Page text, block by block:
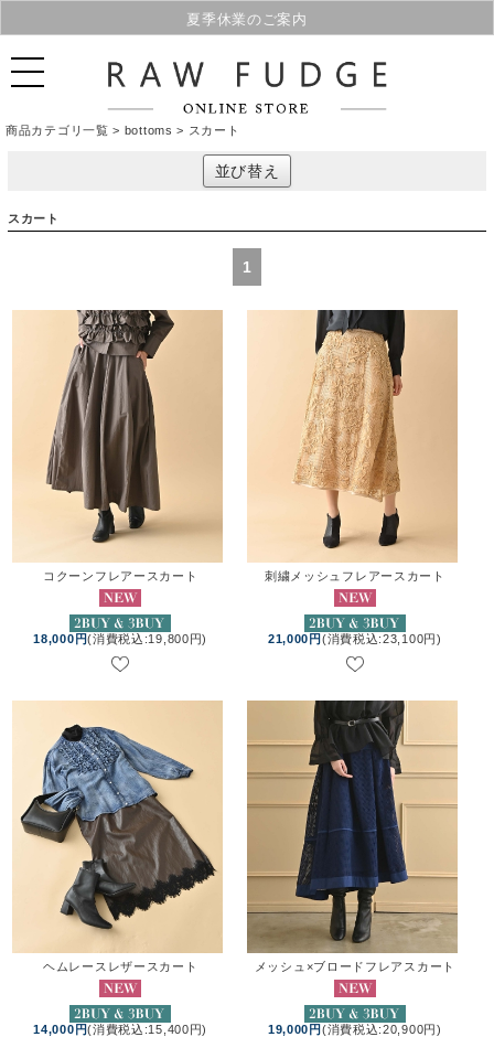
夏季休業のご案内
商品カテゴリ一覧 > bottoms > スカート
並び替え
スカート
1
コクーンフレアースカート
18,000円(消費税込:19,800円)
刺繍メッシュフレアースカート
21,000円 (消費税込:23,100円)
ヘムレースレザースカート
14,000円(消費税込:15,400円)
メッシュ×ブロードフレアスカート
19,000円 (消費税込:20,900円)